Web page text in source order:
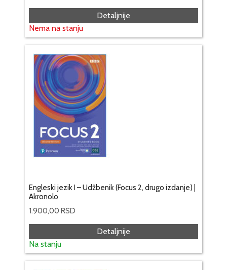
Detaljnije
Nema na stanju
Engleski jezik I – Udžbenik (Focus 2, drugo izdanje) |
Akronolo
1.900,00 RSD
Detaljnije
Na stanju